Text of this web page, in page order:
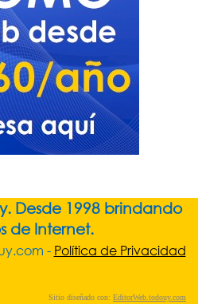
Desde 1998 brindando
de Internet.
- Política de Privacidad
Sitio diseñado con: EditorWeb.todouy.com